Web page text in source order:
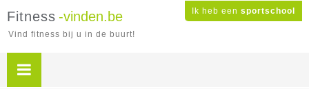
Ik heb een sportschool
Fitness -vinden.be
Vind fitness bij u in de buurt!